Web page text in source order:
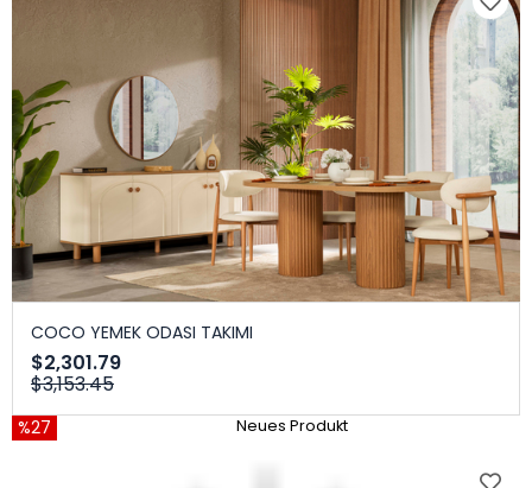
COCO YEMEK ODASI TAKIMI
$2,301.79
$3,153.45
%27 Neues Produkt